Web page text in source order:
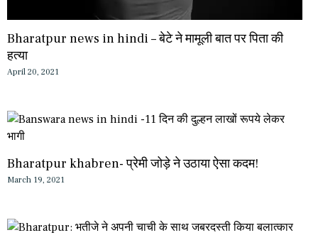
Bharatpur news in hindi – बेटे ने मामूली बात पर पिता की
हत्या
April 20, 2021
Bharatpur khabren- प्रेमी जोड़े ने उठाया ऐसा कदम!
March 19, 2021